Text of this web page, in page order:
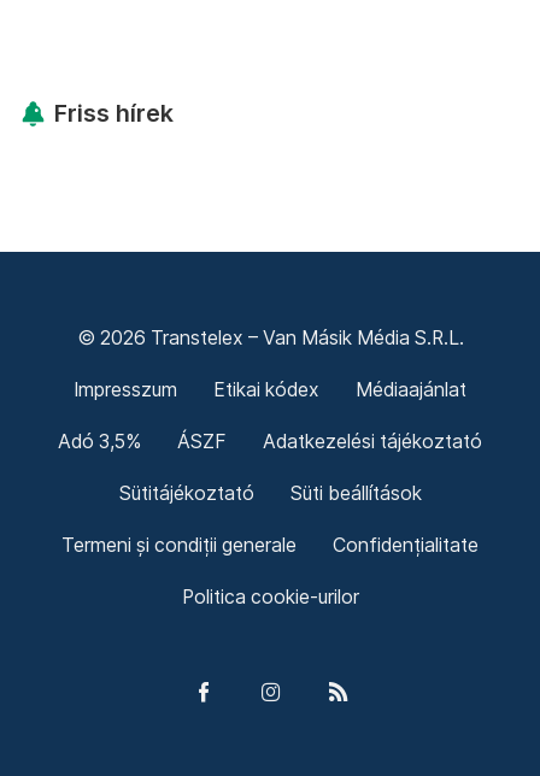
Friss hírek
© 2026 Transtelex – Van Másik Média S.R.L.
Impresszum Etikai kódex Médiaajánlat
Adó 3,5% ÁSZF Adatkezelési tájékoztató
Sütitájékoztató Süti beállítások
Termeni și condiții generale Confidențialitate
Politica cookie-urilor